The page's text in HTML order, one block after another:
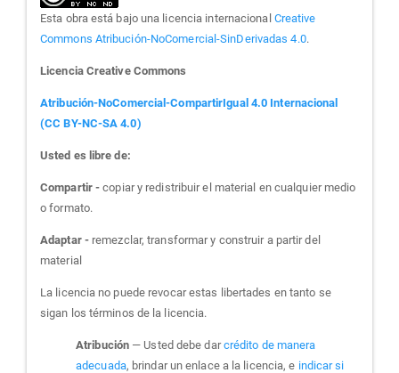
Esta obra está bajo una licencia internacional Creative
Commons Atribución-NoComercial-SinDerivadas 4.0.
Licencia Creative Commons
Atribución-NoComercial-CompartirIgual 4.0 Internacional
(CC BY-NC-SA 4.0)
Usted es libre de:
Compartir -copiar y redistribuir el material en cualquier medio
o formato.
Adaptar -remezclar, transformar y construir a partir del
material
La licencia no puede revocar estas libertades en tanto se
sigan los términos de la licencia.
Atribución — Usted debe darcrédito de manera
adecuada, brindar un enlace a la licencia, e indicar si